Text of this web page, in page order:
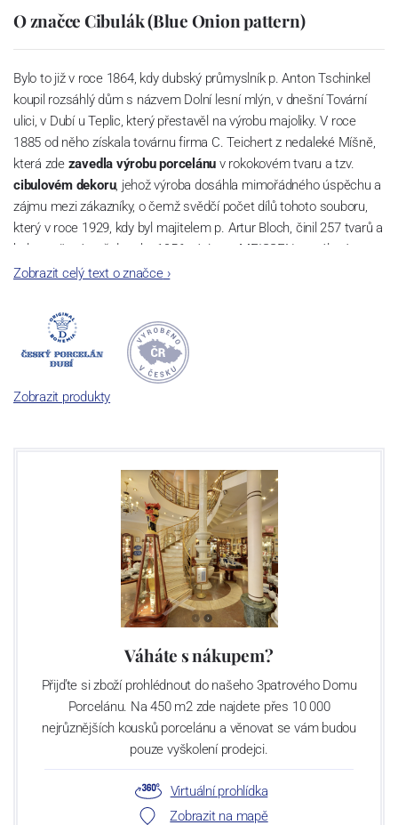
O značce Cibulák (Blue Onion pattern)
Bylo to již v roce 1864, kdy dubský průmyslník p. Anton Tschinkel
koupil rozsáhlý dům s názvem Dolní lesní mlýn, v dnešní Tovární
ulici, v Dubí u Teplic, který přestavěl na výrobu majoliky. V roce
1885 od něho získala továrnu firma C. Teichert z nedaleké Míšně,
která zde zavedla výrobu porcelánu v rokokovém tvaru a tzv.
cibulovém dekoru, jehož výroba dosáhla mimořádného úspěchu a
zájmu mezi zákazníky, o čemž svědčí počet dílů tohoto souboru,
který v roce 1929, kdy byl majitelem p. Artur Bloch, činil 257 tvarů a
byl označován až do roku 1956 nápisem MEISSEN v oválovém
rámečku.
počet jeho dílů v cibulovém provedení je 850 tvarů. Tyto výrobky
jsou garantovány Asociací sklářského a keramického průmyslu
České republiky jako „Český výrobek
Zobrazit celý text o značce›
Zobrazit produkty
Váháte s nákupem?
Přijďte si zboží prohlédnout do našeho 3patrového Domu
Porcelánu. Na 450 m2 zde najdete přes 10 000
nejrůznějších kousků porcelánu a věnovat se vám budou
pouze vyškolení prodejci.
Virtuální prohlídka
Zobrazit na mapě